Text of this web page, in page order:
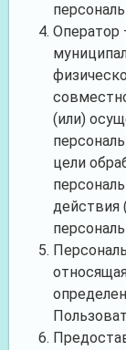
Оператор
(или)
цели
действия